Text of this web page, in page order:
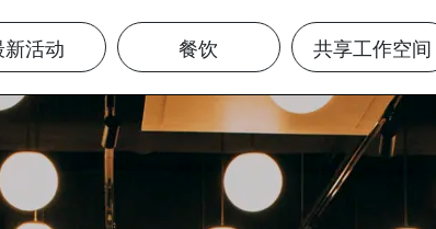
新活动 餐饮 共享工作空间